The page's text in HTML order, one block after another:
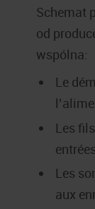
Schemat
od
wspólna:
Le
Les
Les
aux